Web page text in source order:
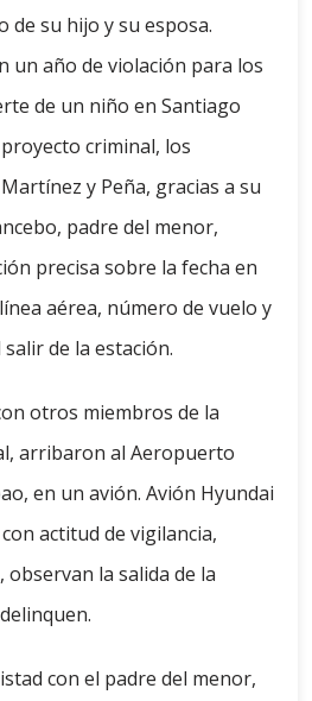
de su hijo y su esposa.
un año de violación para los
de un niño en Santiago
criminal, los
y Peña, gracias a su
padre del menor,
precisa sobre la fecha en
aérea, número de vuelo y
de la estación.
otros miembros de la
arribaron al Aeropuerto
en un avión. Avión Hyundai
actitud de vigilancia,
observan la salida de la
con el padre del menor,